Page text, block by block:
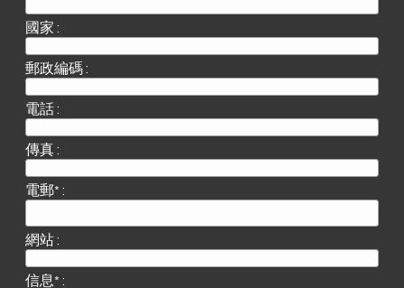
國家 :
郵政編碼 :
電話 :
傳真 :
電郵* :
網站 :
信息* :